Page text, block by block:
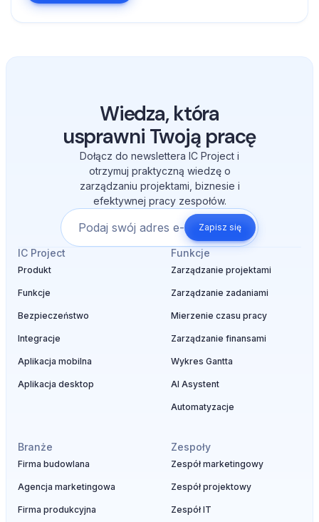
Wiedza, która
usprawni Twoją pracę
Dołącz do newslettera IC Project i
otrzymuj praktyczną wiedzę o
zarządzaniu projektami, biznesie i
efektywnej pracy zespołów.
Zapisz się
IC Project
Produkt
Funkcje
Bezpieczeństwo
Integracje
Aplikacja mobilna
Aplikacja desktop
Funkcje
Zarządzanie projektami
Zarządzanie zadaniami
Mierzenie czasu pracy
Zarządzanie finansami
Wykres Gantta
AI Asystent
Automatyzacje
Branże
Firma budowlana
Agencja marketingowa
Firma produkcyjna
Zespoły
Zespół marketingowy
Zespół projektowy
Zespół IT